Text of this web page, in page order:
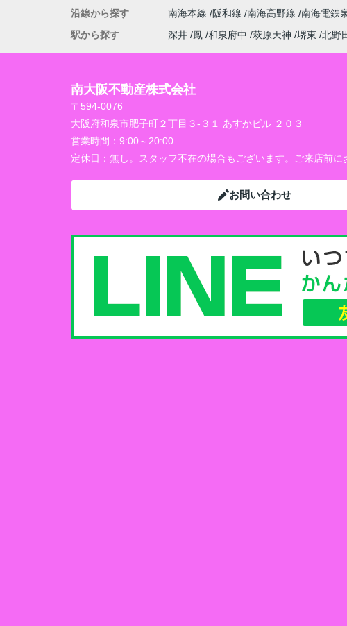
沿線から探す
南海本線 阪和線 南海高野線 南海電鉄
駅から探す
深井 鳳 和泉府中 萩原天神 堺東 北野
南大阪不動産株式会社
〒594-0076
大阪府和泉市肥子町２丁目３-３１ あすかビル ２０３
営業時間： 9:00～20:00
定休日： 無し。スタッフ不在の場合もございます。ご来店前
お問い合わせ